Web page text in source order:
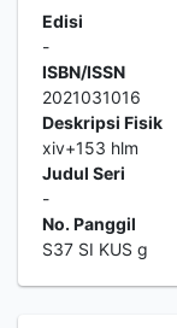
Edisi
-
ISBN/ISSN
2021031016
Deskripsi Fisik
xiv+153 hlm
Judul Seri
-
No. Panggil
S37 SI KUS g